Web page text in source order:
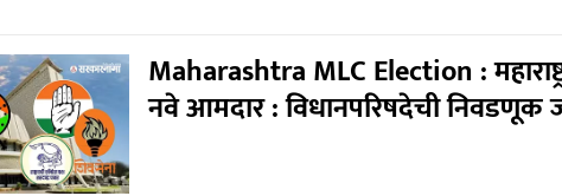
Maharashtra MLC Election :
नवे आमदार : विधानपरिषदेची निवडणूक